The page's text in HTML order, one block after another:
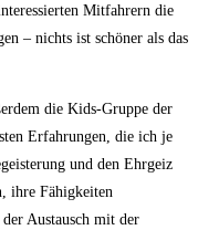
Mitfahrern die
– nichts ist schöner als das
die Kids-Gruppe der
Erfahrungen, die ich je
und den Ehrgeiz
ihre Fähigkeiten
Austausch mit der